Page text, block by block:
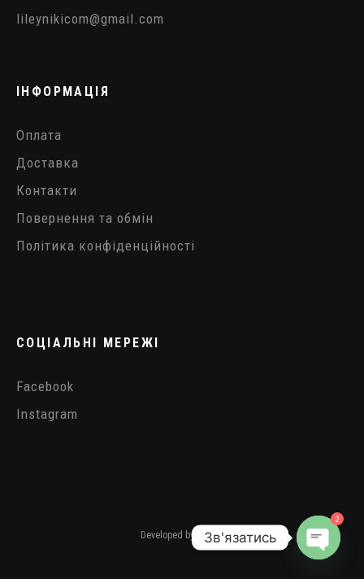
lileynikicom@gmail.com
ІНФОРМАЦІЯ
Оплата
Доставка
Контакти
Повернення та обмін
Політика конфіденційності
СОЦІАЛЬНІ МЕРЕЖІ
Facebook
Instagram
Developed by Simbo
Зв'язатись
2